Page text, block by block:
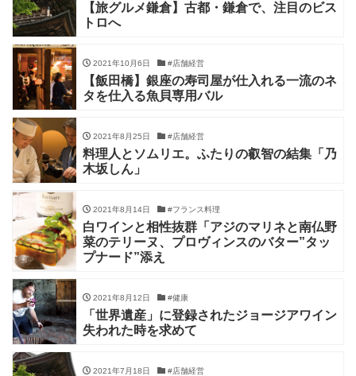
【旅グルメ鎌倉】古都・鎌倉で、注目のビス
トロへ
2021年10月6日 #店舗経営
【飯田橋】銀座の寿司屋が仕入れる一流のネ
タを仕入る魚貝専用バル
2021年8月25日 #店舗経営
料理人とソムリエ。ふたりの叡智の結集「乃
木坂しん」
2021年8月14日 #フランス料理
白ワインと相性抜群「アジのマリネと南仏野
菜のテリーヌ、プロヴィンスのバター”タッ
プナード”添え
2021年8月12日 #健康
「世界遺産」に登録されたジョージアワイン
失われた時を求めて
2021年7月18日 #店舗経営